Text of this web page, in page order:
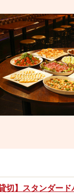
貸切】スタンダー